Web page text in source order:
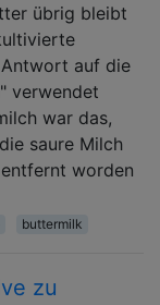
übrig bleibt
auf die
verwendet
war das,
saure Milch
worden
buttermilk
zu